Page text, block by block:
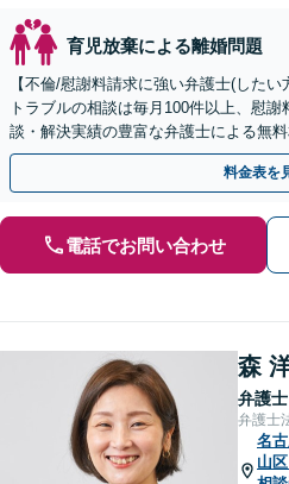
育児放棄による離婚問題
【不倫/慰謝料請求に強い弁護士(した
トラブルの相談は毎月100件以上、慰
談・解決実績の豊富な弁護士による無
倫相談は初回0円】【全国対応】
料金表を
電話でお問い合わせ
森
弁護士
弁護士
名
山区